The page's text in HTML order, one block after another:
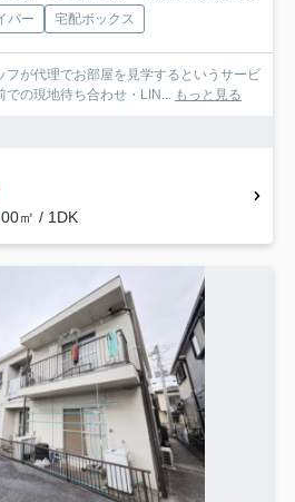
バー 宅配ボックス
フが代理でお部屋を見学するというサービ
の現地待ち合わせ・LIN...
もっと見る
㎡ / 1DK